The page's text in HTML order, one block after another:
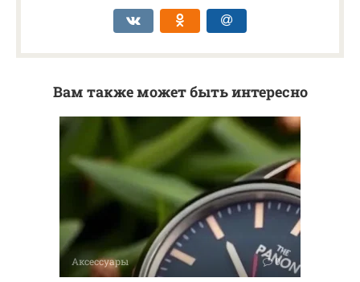
Вам также может быть интересно
Аксессуары 0